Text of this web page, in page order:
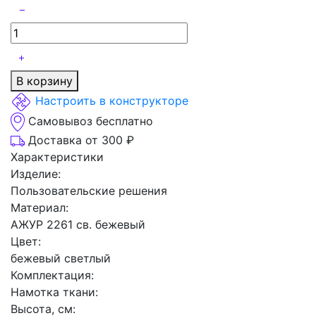
В корзину
Настроить в конструкторе
Самовывоз бесплатно
Доставка от 300 ₽
Характеристики
Изделие:
Пользовательские решения
Материал:
АЖУР 2261 св. бежевый
Цвет:
бежевый светлый
Комплектация:
Намотка ткани:
Высота, см: